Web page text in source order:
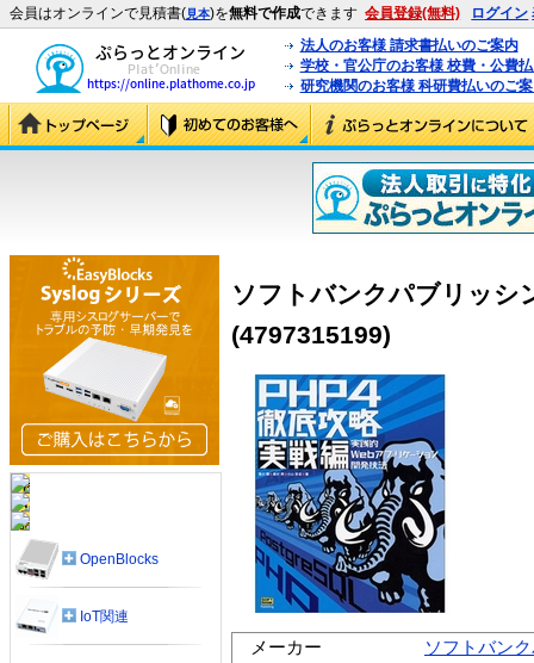
会員はオンラインで見積書(見本)を無料で作成できます 会員登録(無料) ログイン
法人のお客様 請求書払いのご案内
学校・官公庁のお客様 校費・公費
研究機関のお客様 科研費払いのご
ソフトバンクパブリッシ
(4797315199)
メーカー
ソフトバン
OpenBlocks
IoT関連